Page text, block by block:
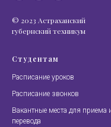
© 2023 Астраханский
губернский техникум
Студентам
Расписание уроков
Расписание звонков
Вакантные места для приема
перевода